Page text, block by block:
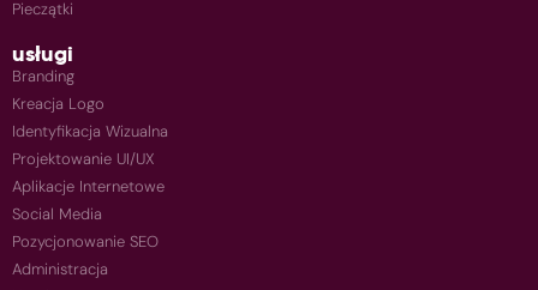
Pieczątki
usługi
Branding
Kreacja Logo
Identyfikacja Wizualna
Projektowanie UI/UX
Aplikacje Internetowe
Social Media
Pozycjonowanie SEO
Administracja